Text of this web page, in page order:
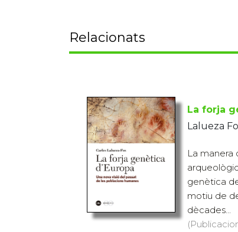
Relacionats
La forja
Lalueza
La manera
genètica
motiu de
dècades...